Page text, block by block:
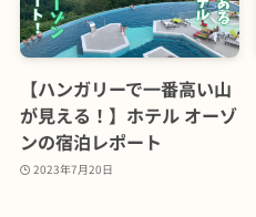
【ハンガリーで一番高い山
が見える！】ホテル オーゾ
ンの宿泊レポート
2023年7月20日